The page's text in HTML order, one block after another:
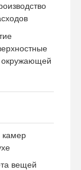
окружающей
камер
вещей